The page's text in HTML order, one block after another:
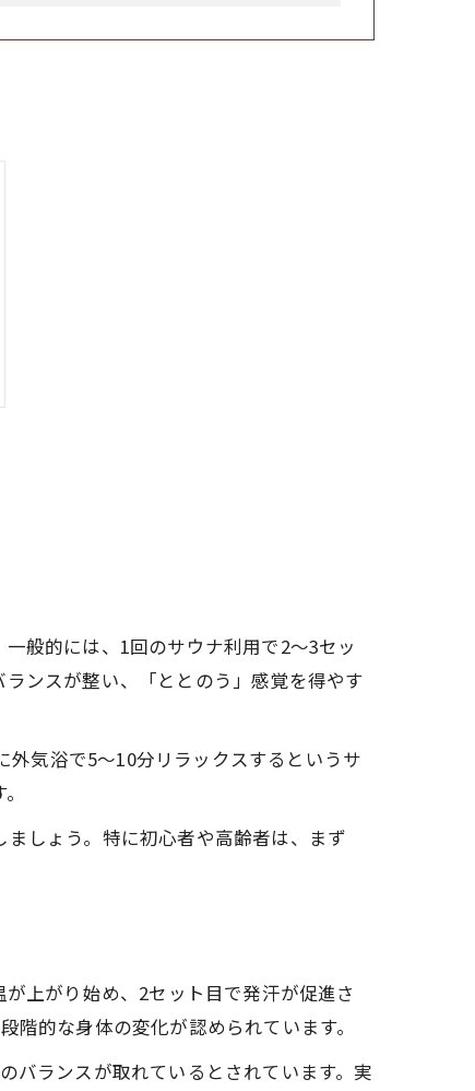
般的には、1回のサウナ利用で2〜3セッ
ンスが整い、「ととのう」感覚を得やす
気浴で5〜10分リラックスするというサ
しょう。特に初心者や高齢者は、まず
上がり始め、2セット目で発汗が促進さ
的な身体の変化が認められています。
バランスが取れているとされています。実